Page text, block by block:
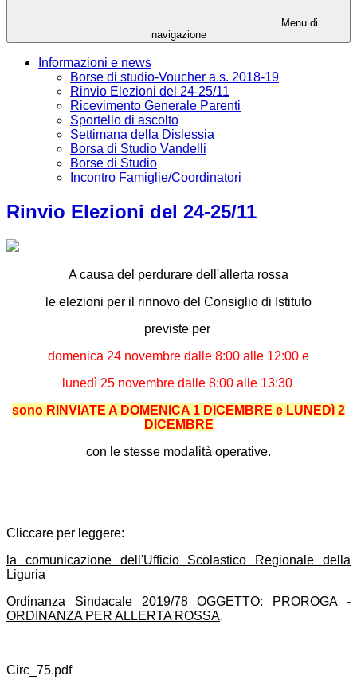
Menu di
navigazione
Informazioni e news
Borse di studio-Voucher a.s. 2018-19
Rinvio Elezioni del 24-25/11
Ricevimento Generale Parenti
Sportello di ascolto
Settimana della Dislessia
Borsa di Studio Vandelli
Borse di Studio
Incontro Famiglie/Coordinatori
Rinvio Elezioni del 24-25/11
A causa del perdurare dell'allerta rossa
le elezioni per il rinnovo del Consiglio di Istituto
previste per
domenica 24 novembre dalle 8:00 alle 12:00 e
lunedì 25 novembre dalle 8:00 alle 13:30
sono RINVIATE A DOMENICA 1 DICEMBRE e LUNEDì 2
DICEMBRE
con le stesse modalità operative.
Cliccare per leggere:
la comunicazione dell'Ufficio Scolastico Regionale della
Liguria
Ordinanza Sindacale 2019/78 OGGETTO: PROROGA -
ORDINANZA PER ALLERTA ROSSA.
Circ_75.pdf